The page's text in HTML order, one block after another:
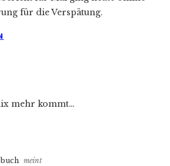
für die Verspätung.
mehr kommt…
meint